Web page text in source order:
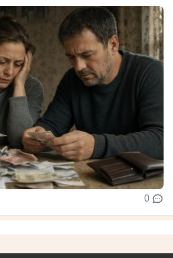
0